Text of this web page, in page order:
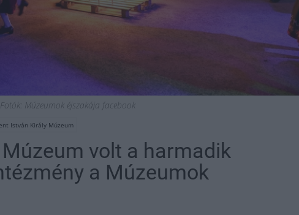
Fotók: Múzeumok éjszakája facebook
István Király Múzeum
volt a harmadik
a Múzeumok